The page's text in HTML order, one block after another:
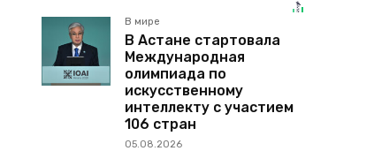
В мире
В Астане стартовала
Международная
олимпиада по
искусственному
интеллекту с участием
106 стран
05.08.2026